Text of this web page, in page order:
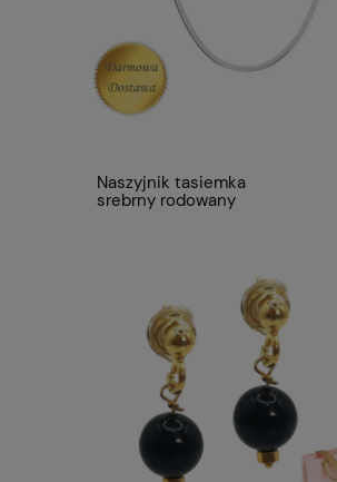
Naszyjnik tasiemka
srebrny rodowany